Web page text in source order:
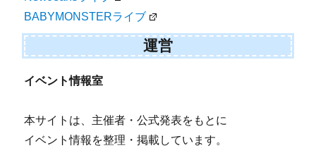
BABYMONSTERライブ
運営
イベント情報室
本サイトは、主催者・公式発表をもとに
イベント情報を整理・掲載しています。